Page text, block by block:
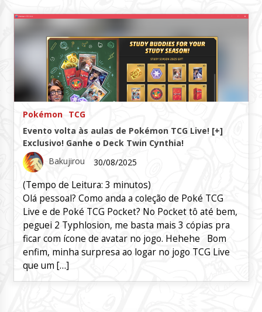
Pokémon
TCG
Evento volta às aulas de Pokémon TCG Live! [+]
Exclusivo! Ganhe o Deck Twin Cynthia!
Bakujirou
30/08/2025
(Tempo de Leitura: 3 minutos)
Olá pessoal? Como anda a coleção de Poké TCG
Live e de Poké TCG Pocket? No Pocket tô até bem,
peguei 2 Typhlosion, me basta mais 3 cópias pra
ficar com ícone de avatar no jogo. Hehehe Bom
enfim, minha surpresa ao logar no jogo TCG Live
que um […]